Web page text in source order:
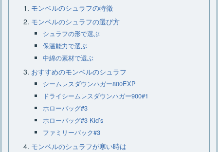
【コールマンのジェネレーター】仕組
みや交換時期、分解について
材、選び方、おすすめ15選
キャンプに枕は必要？キャンプにおす
大型クーラーボックスはこれでキマ
モンベルのシュラフの特徴
モンベルのシュラフの選び方
シュラフの形で選ぶ
保温能力で選ぶ
中綿の素材で選ぶ
おすすめのモンベルのシュラフ
シームレスダウンハガー800EXP
ドライシームレスダウンハガー900#1
ホローバッグ#3
ホローバッグ#3 Kid’s
ファミリーバック#3
モンベルのシュラフが寒い時は